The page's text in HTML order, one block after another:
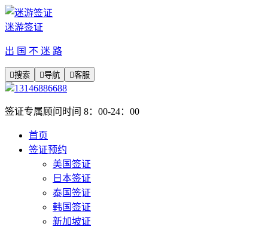
迷游签证
出 国 不 迷 路
搜索 导航 客服
13146886688
签证专属顾问时间 8：00-24：00
首页
签证预约
美国签证
日本签证
泰国签证
韩国签证
新加坡证